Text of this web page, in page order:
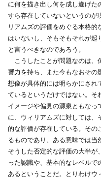
に何を描き出し何を成し遂げ
すら存在していないというのが
リアムズの評価をめぐる本格
はいないし、そもそもそれが
と言うべきなのであろう。
こうしたことが問題なのは、
響力を持ち、また今もなおその
想像が具体的には明らかにされ
ているというだけではない。そ
イメージや偏見の源泉ともなっ
に、ウィリアムズに対しては、
的な評価が存在している。そ
るものであり、ある意味では当
そうした否定的な評価の大半
った認識や、基本的なレベル
あるということだ。とりわけウ